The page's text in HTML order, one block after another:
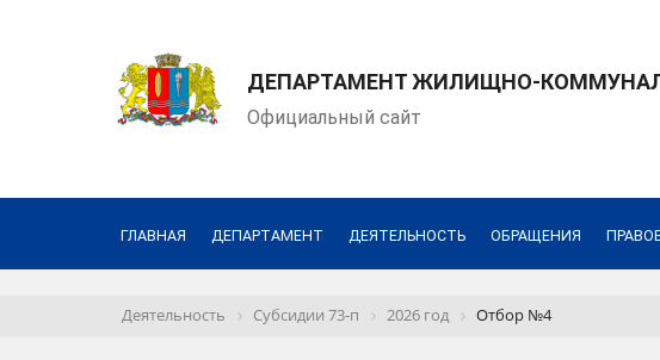
ДЕПАРТАМЕНТ ЖИЛИЩНО-
Официальный сайт
ГЛАВНАЯ ДЕПАРТАМЕНТ ДЕЯТЕЛЬНОСТЬ ОБРАЩЕНИЯ
Деятельность Субсидии 73-п 2026 год Отбор №4